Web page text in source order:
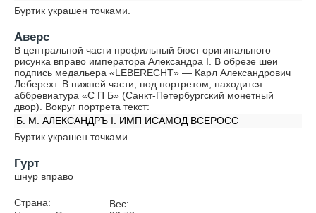
Буртик украшен точками.
Аверс
В центральной части профильный бюст оригинального
рисунка вправо императора Александра I. В обрезе шеи
подпись медальера «LEBERECHT» — Карл Александрович
Леберехт. В нижней части, под портретом, находится
аббревиатура «С П Б» (Санкт-Петербургский монетный
двор). Вокруг портрета текст:
Б. М. АЛЕКСАНДРЪ I. ИМП ИСАМОД ВСЕРОСС
Буртик украшен точками.
Гурт
шнур вправо
Страна:
Вес: